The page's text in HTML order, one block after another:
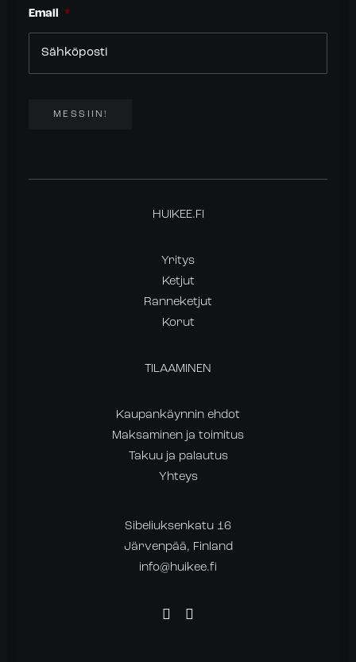
Email *
MESSIIN!
HUIKEE.FI
Yritys
Ketjut
Ranneketjut
Korut
TILAAMINEN
Kaupankäynnin ehdot
Maksaminen ja toimitus
Takuu ja palautus
Yhteys
Sibeliuksenkatu 16
Järvenpää, Finland
info@huikee.fi